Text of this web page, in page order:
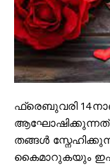
ഫ്രെബുവരി
തങ്ങൾ
കൈമാറുകയും